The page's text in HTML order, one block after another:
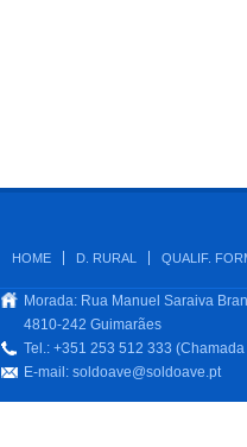
HOME D. RURAL QUALIF.
Morada: Rua Manuel Saraiva
4810-242 Guimarães
Tel.: +351 253 512 333
E-mail: soldoave@soldoave.pt